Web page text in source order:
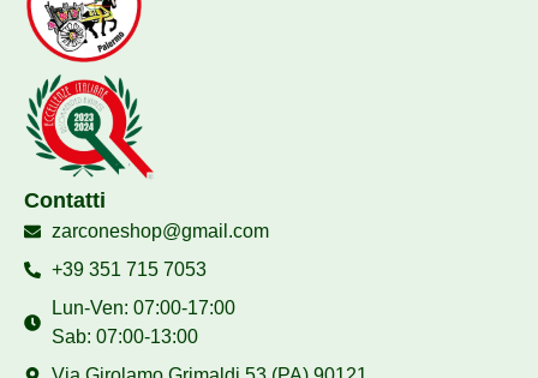
Contatti
zarconeshop@gmail.com
+39 351 715 7053
Lun-Ven: 07:00-17:00
Sab: 07:00-13:00